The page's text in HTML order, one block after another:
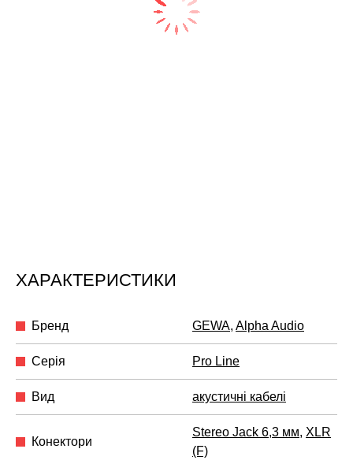
ХАРАКТЕРИСТИКИ
Бренд GEWA, Alpha Audio
Серія Pro Line
Вид акустичні кабелі
Конектори
Stereo Jack 6,3 мм, XLR
(F)